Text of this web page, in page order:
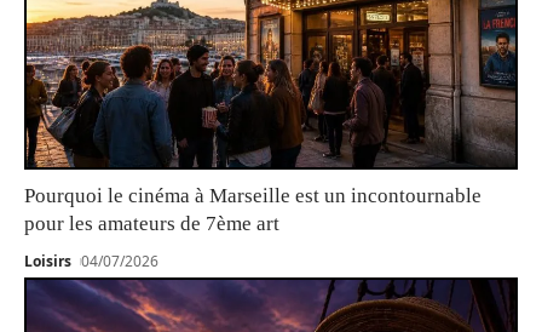
Pourquoi le cinéma à Marseille est un incontournable
pour les amateurs de 7ème art
Loisirs 04/07/2026